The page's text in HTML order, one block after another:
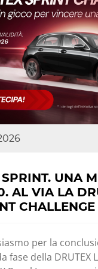
UNA
AL VIA LA
per la
fase della DRUTEX